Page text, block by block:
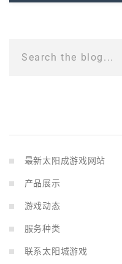
Search the blog...
最新太阳成游戏网站
产品展示
游戏动态
服务种类
联系太阳城游戏